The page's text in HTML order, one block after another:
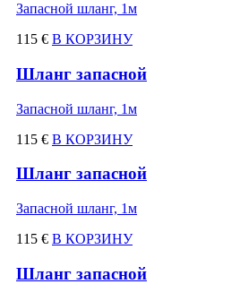
Запасной шланг, 1м
115 € В КОРЗИНУ
Шланг запасной
Запасной шланг, 1м
115 € В КОРЗИНУ
Шланг запасной
Запасной шланг, 1м
115 € В КОРЗИНУ
Шланг запасной